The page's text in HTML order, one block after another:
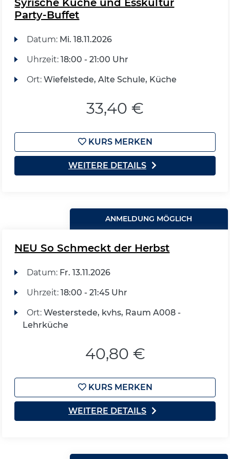
Syrische Küche und Esskultur
Party-Buffet
Datum: Mi. 18.11.2026
Uhrzeit: 18:00 - 21:00 Uhr
Ort: Wiefelstede, Alte Schule, Küche
33,40 €
KURS MERKEN
WEITERE DETAILS
ANMELDUNG MÖGLICH
NEU So Schmeckt der Herbst
Datum: Fr. 13.11.2026
Uhrzeit: 18:00 - 21:45 Uhr
Ort: Westerstede, kvhs, Raum A008 -
Lehrküche
40,80 €
KURS MERKEN
WEITERE DETAILS